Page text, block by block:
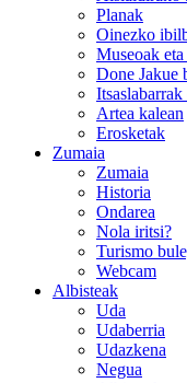
Planak
Oinezko
Museoak
Done Jakue
Artea kalean
Erosketak
Zumaia
Zumaia
Historia
Ondarea
Nola iritsi?
Turismo
Webcam
Albisteak
Uda
Udaberria
Udazkena
Negua